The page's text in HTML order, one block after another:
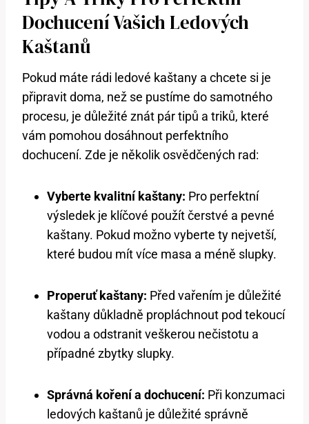
⁢dochucení Vašich Ledových
Kaštanů
Pokud máte rádi ledové kaštany a chcete si je
připravit doma, než se pustíme do samotného
procesu, je důležité znát pár‌ tipů a⁢ triků, které
vám pomohou dosáhnout perfektního
dochucení.⁣ Zde je několik osvědčených rad:
Vyberte⁢ kvalitní kaštany: Pro perfektní
výsledek je ⁣klíčové použít čerstvé a pevné‌
kaštany. Pokud možno vyberte‍ ty⁢ nejvetší,
které budou mít více‌ masa a méně slupky.
Properuť kaštany: Před ‌vařením je důležité
kaštany důkladně propláchnout pod tekoucí
vodou a odstranit veškerou nečistotu a
případné zbytky slupky.
Správná koření a dochucení: Při ⁤konzumaci‍
ledových kaštanů je důležité správně‍